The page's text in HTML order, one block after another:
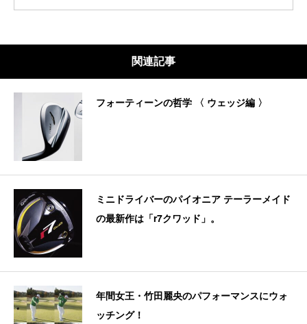
関連記事
フォーティーンの哲学 〈 ウェッジ編 〉
ミニドライバーのパイオニア テーラーメイド
の最新作は「r7クワッド」。
年間女王・竹田麗央のパフォーマンスにウォ
ッチング！